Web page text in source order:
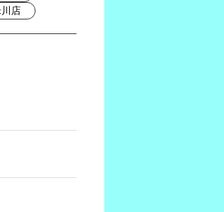
店